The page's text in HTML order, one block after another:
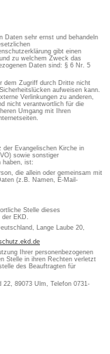
Daten sehr ernst und behandeln
gibt einen
zu welchem Zweck das
Daten sind: § 6 Nr. 5
dem Zugriff durch Dritte nicht
aufweisen kann.
Verlinkungen zu anderen,
nicht verantwortlich für die
Umgang mit Ihren
Evangelischen Kirche in
sowie sonstiger
haben, ist:
die allein oder gemeinsam mit
(z.B. Namen, E-Mail-
Stelle dieses
der EKD.
Lange Laube 20,
Ihrer personenbezogenen
Stelle in ihren Rechten verletzt
des Beauftragten für
89073 Ulm, Telefon 0731-